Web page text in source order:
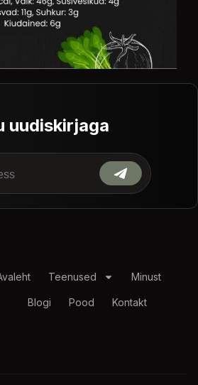
uudiskirjaga
Teenused Minust
Blogi Pood Kontakt